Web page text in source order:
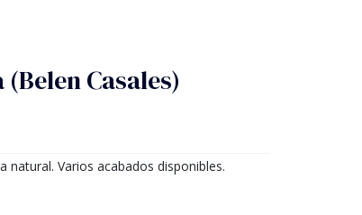
Casales)
natural. Varios acabados disponibles.